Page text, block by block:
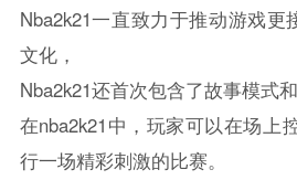
Nba2k21一直致力于推动游戏更
文化，
Nba2k21还首次包含了故事模式
在nba2k21中，玩家可以在场上
行一场精彩刺激的比赛。